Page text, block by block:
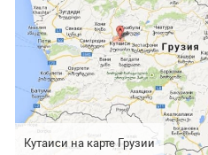
Кутаиси на карте Грузии